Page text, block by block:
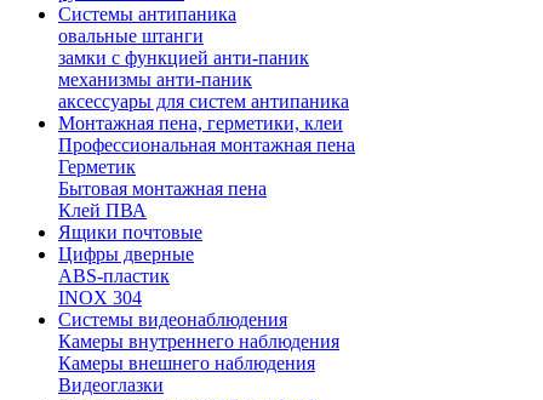
Системы антипаника
овальные штанги
замки с функцией анти-паник
механизмы анти-паник
аксессуары для систем антипаника
Монтажная пена, герметики, клеи
Профессиональная монтажная пена
Герметик
Бытовая монтажная пена
Клей ПВА
Ящики почтовые
Цифры дверные
ABS-пластик
INOX 304
Системы видеонаблюдения
Камеры внутреннего наблюдения
Камеры внешнего наблюдения
Видеоглазки